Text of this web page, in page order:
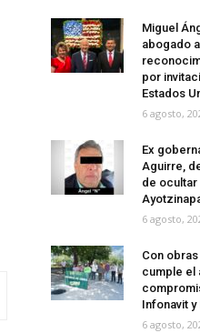
Miguel
abogado
por
Estados
6 agosto,
Ex
Aguirre,
de ocultar
6 agosto,
Con
cumple el
Infonavit y
6 agosto,